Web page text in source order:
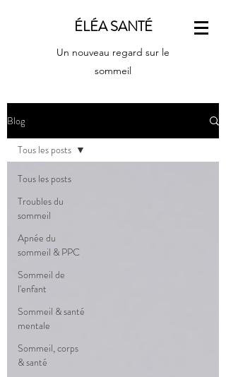
ÉLÉA SANTÉ
Un nouveau regard sur le
sommeil
Blog
Tous les posts
Troubles du
sommeil
Apnée du
sommeil & PPC
Sommeil de
l'enfant
Sommeil & santé
mentale
Sommeil, corps
& santé
Tous les posts